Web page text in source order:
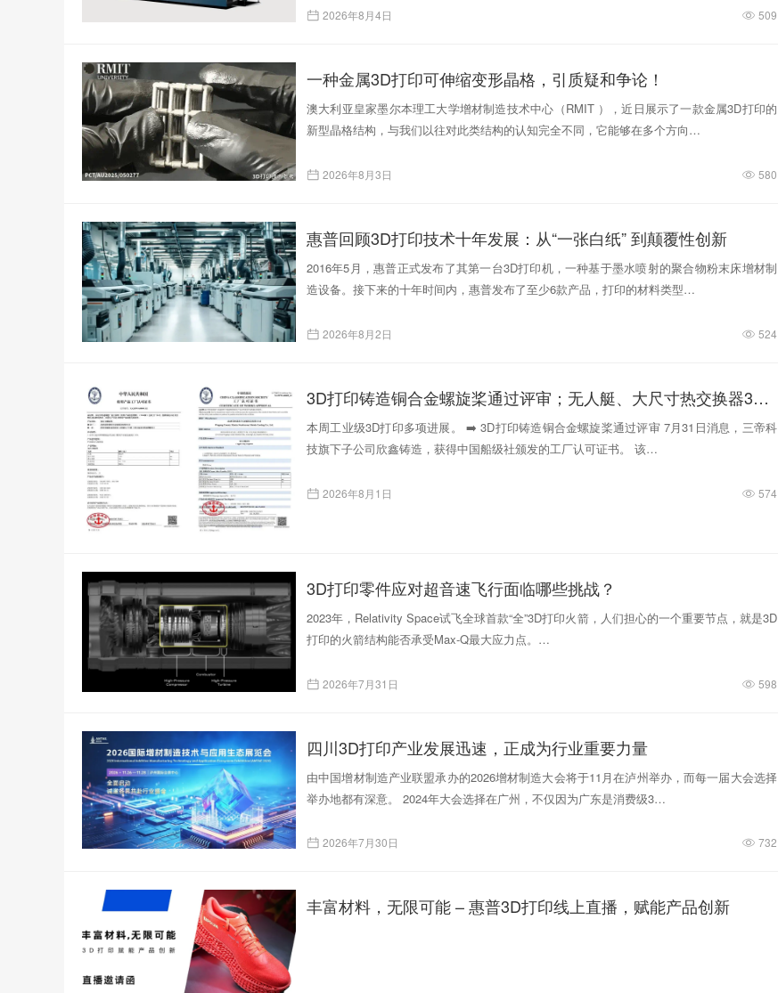
2026年8月4日 509
一种金属3D打印可伸缩变形晶格，引质疑和争论！
澳大利亚皇家墨尔本理工大学增材制造技术中心（RMIT ），近日展示了一款金属3D打印的
新型晶格结构，与我们以往对此类结构的认知完全不同，它能够在多个方向…
2026年8月3日 580
惠普回顾3D打印技术十年发展：从“一张白纸” 到颠覆性创新
2016年5月，惠普正式发布了其第一台3D打印机，一种基于墨水喷射的聚合物粉末床增材制
造设备。接下来的十年时间内，惠普发布了至少6款产品，打印的材料类型…
2026年8月2日 524
3D打印铸造铜合金螺旋桨通过评审；无人艇、大尺寸热交换器3D打印；人民网报道两家3D打印企业
本周工业级3D打印多项进展。 ➡️ 3D打印铸造铜合金螺旋桨通过评审 7月31日消息，三帝科
技旗下子公司欣鑫铸造，获得中国船级社颁发的工厂认可证书。 该…
2026年8月1日 574
3D打印零件应对超音速飞行面临哪些挑战？
2023年，Relativity Space试飞全球首款“全”3D打印火箭，人们担心的一个重要节点，就是3D
打印的火箭结构能否承受Max-Q最大应力点。…
2026年7月31日 598
四川3D打印产业发展迅速，正成为行业重要力量
由中国增材制造产业联盟承办的2026增材制造大会将于11月在泸州举办，而每一届大会选择
举办地都有深意。 2024年大会选择在广州，不仅因为广东是消费级3…
2026年7月30日 732
丰富材料，无限可能 – 惠普3D打印线上直播，赋能产品创新